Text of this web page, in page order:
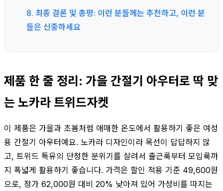
8. 최종 결론 및 총평: 이런 분들께는 추천하고, 이런 분
들은 신중하세요
제품 한 줄 정리: 가을 간절기 아우터로 딱 맞
는 노카라 트위드자켓
이 제품은 가을과 초봄처럼 애매한 온도에서 활용하기 좋은 여성
용 간절기 아우터예요. 노카라 디자인이라 목선이 답답하지 않
고, 트위드 특유의 단정한 분위기를 살려서 출근룩부터 모임룩까
지 폭넓게 활용하기 좋습니다. 가격은 할인 적용 기준 49,600원
으로, 정가 62,000원 대비 20% 낮아져 있어 가성비를 따지는